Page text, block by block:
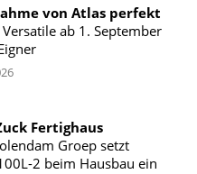
von Atlas perfekt
ab 1. September
Fertighaus
Groep setzt
2 beim Hausbau ein